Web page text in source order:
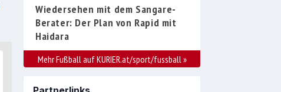
Wiedersehen mit dem Sangare-
Berater: Der Plan von Rapid mit
Haidara
Mehr Fußball auf KURIER.at/sport/fussball »